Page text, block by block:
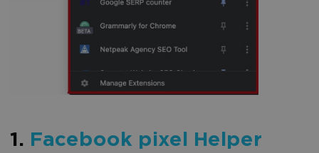
1. Facebook pixel Helper